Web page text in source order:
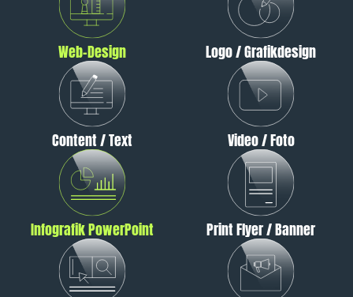
Web-Design Logo / Grafikdesign
Content / Text Video / Foto
Infografik PowerPoint Print Flyer / Banner